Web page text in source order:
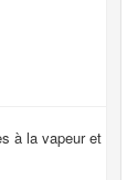
à la vapeur et